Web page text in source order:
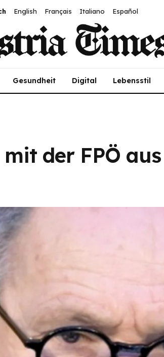
English Français Italiano Español
Gesundheit Digital Lebensstil
der FPÖ aus